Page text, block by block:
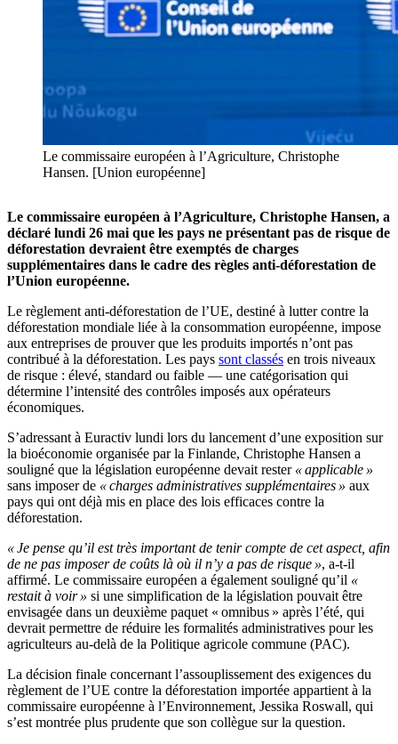
Le commissaire européen à l’Agriculture, Christophe
Hansen. [Union européenne]
Le commissaire européen à l’Agriculture, Christophe Hansen, a
déclaré lundi 26 mai que les pays ne présentant pas de risque de
déforestation devraient être exemptés de charges
supplémentaires dans le cadre des règles anti-déforestation de
l’Union européenne.
Le règlement anti-déforestation de l’UE, destiné à lutter contre la
déforestation mondiale liée à la consommation européenne, impose
aux entreprises de prouver que les produits importés n’ont pas
contribué à la déforestation. Les pays sont classés en trois niveaux
de risque : élevé, standard ou faible — une catégorisation qui
détermine l’intensité des contrôles imposés aux opérateurs
économiques.
S’adressant à Euractiv lundi lors du lancement d’une exposition sur
la bioéconomie organisée par la Finlande, Christophe Hansen a
souligné que la législation européenne devait rester « applicable »
sans imposer de « charges administratives supplémentaires » aux
pays qui ont déjà mis en place des lois efficaces contre la
déforestation.
« Je pense qu’il est très important de tenir compte de cet aspect, afin
de ne pas imposer de coûts là où il n’y a pas de risque », a-t-il
affirmé. Le commissaire européen a également souligné qu’il «
restait à voir » si une simplification de la législation pouvait être
envisagée dans un deuxième paquet « omnibus » après l’été, qui
devrait permettre de réduire les formalités administratives pour les
agriculteurs au-delà de la Politique agricole commune (PAC).
La décision finale concernant l’assouplissement des exigences du
règlement de l’UE contre la déforestation importée appartient à la
commissaire européenne à l’Environnement, Jessika Roswall, qui
s’est montrée plus prudente que son collègue sur la question.